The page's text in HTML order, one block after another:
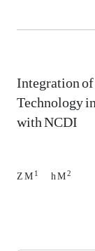
Integration
Technology
with NCDI
Z M1 h M2